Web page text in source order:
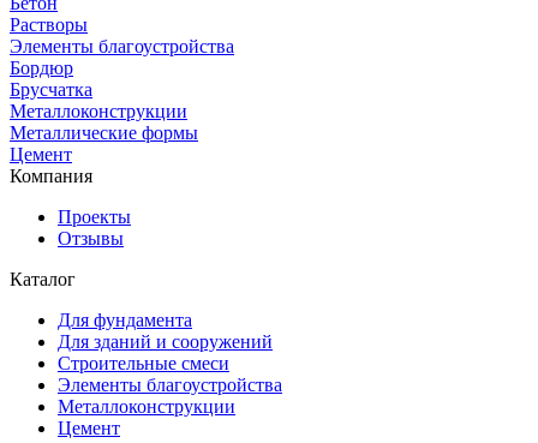
Растворы
Элементы благоустройства
Бордюр
Брусчатка
Металлоконструкции
Металлические формы
Цемент
Компания
Проекты
Отзывы
Каталог
Для фундамента
Для зданий и сооружений
Строительные смеси
Элементы благоустройства
Металлоконструкции
Цемент